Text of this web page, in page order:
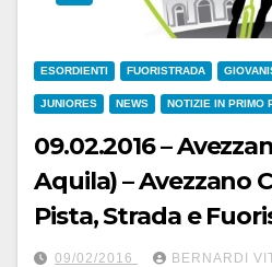
ESORDIENTI FUORISTRADA
JUNIORES NEWS NOTIZIE IN PRIMO
09.02.2016 –
Aquila) – Avezzano
Pista, Strada e
09/02/2016 BERNARDI